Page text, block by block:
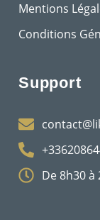
Mentions
Conditions
Support
De 8h30